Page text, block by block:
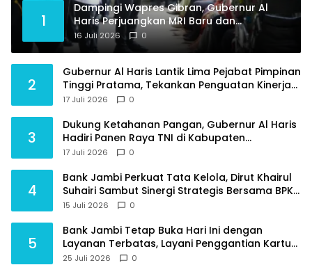
1
Dampingi Wapres Gibran, Gubernur Al
Haris Perjuangkan MRI Baru dan
Tambahan Dokter Spesialis untuk RSUD
Raden Mattaher
16 Juli 2026 0
2
Gubernur Al Haris Lantik Lima Pejabat Pimpinan
Tinggi Pratama, Tekankan Penguatan Kinerja
dan Integritas
17 Juli 2026 0
3
Dukung Ketahanan Pangan, Gubernur Al Haris
Hadiri Panen Raya TNI di Kabupaten
Tanjungjabung Timur
17 Juli 2026 0
4
Bank Jambi Perkuat Tata Kelola, Dirut Khairul
Suhairi Sambut Sinergi Strategis Bersama BPKP
Jambi
15 Juli 2026 0
5
Bank Jambi Tetap Buka Hari Ini dengan
Layanan Terbatas, Layani Penggantian Kartu
ATM dan Perubahan PIN
25 Juli 2026 0